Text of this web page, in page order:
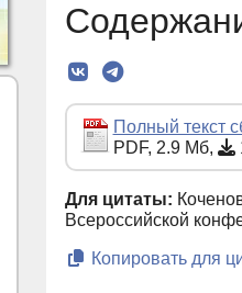
Полный текст
PDF, 2.9 Мб,
Для цитаты:
Всероссийской
Копировать для